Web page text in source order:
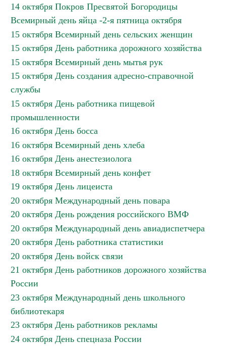
14 октября Покров Пресвятой Богородицы
Всемирный день яйца -2-я пятница октября
15 октября Всемирный день сельских женщин
15 октября День работника дорожного хозяйства
15 октября Всемирный день мытья рук
15 октября День создания адресно-справочной
службы
15 октября День работника пищевой
промышленности
16 октября День босса
16 октября Всемирный день хлеба
16 октября День анестезиолога
18 октября Всемирный день конфет
19 октября День лицеиста
20 октября Международный день повара
20 октября День рождения российского ВМФ
20 октября Международный день авиадиспетчера
20 октября День работника статистики
20 октября День войск связи
21 октября День работников дорожного хозяйства
России
23 октября Международный день школьного
библиотекаря
23 октября День работников рекламы
24 октября День спецназа России